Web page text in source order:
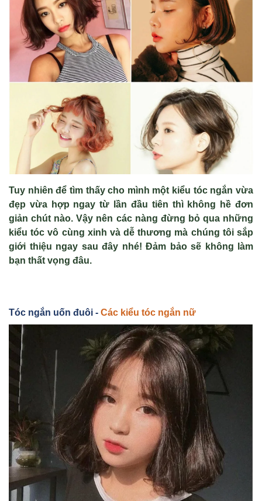
Tuy nhiên để tìm thấy cho mình một kiểu tóc ngắn vừa
đẹp vừa hợp ngay từ lần đầu tiên thì không hề đơn
giản chút nào. Vậy nên các nàng đừng bỏ qua những
kiểu tóc vô cùng xinh và dễ thương mà chúng tôi sắp
giới thiệu ngay sau đây nhé! Đảm bảo sẽ không làm
bạn thất vọng đâu.
Tóc ngắn uốn đuôi - Các kiểu tóc ngắn nữ